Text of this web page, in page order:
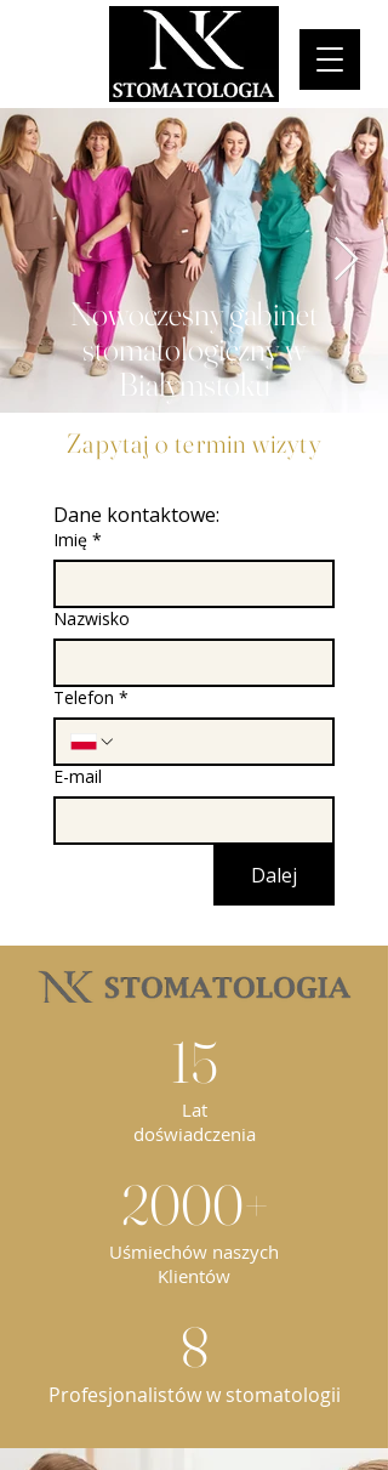
Nowoczesny gabinet
stomatologiczny w
Białymstoku
Zapytaj o termin wizyty
Dane kontaktowe:
Imię *
Nazwisko
Telefon *
E-mail
Dalej
15
Lat
doświadczenia
2000+
Uśmiechów naszych
Klientów
8
Profesjonalistów w stomatologii